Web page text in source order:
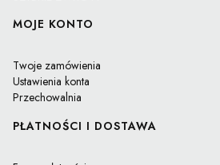
MOJE KONTO
Twoje zamówienia
Ustawienia konta
Przechowalnia
PŁATNOŚCI I DOSTAWA